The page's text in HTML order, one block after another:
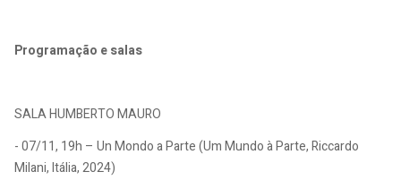
Programação e salas
SALA HUMBERTO MAURO
- 07/11, 19h – Un Mondo a Parte (Um Mundo à Parte, Riccardo
Milani, Itália, 2024)